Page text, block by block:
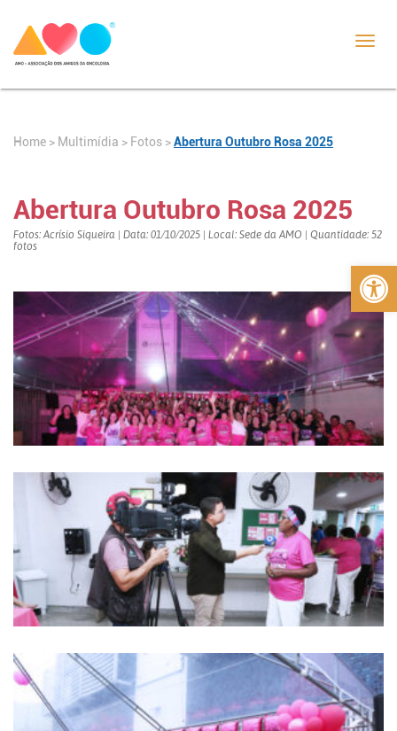
Abrir
Home > Multimídia > Fotos >Abertura Outubro Rosa 2025
Abertura Outubro Rosa 2025
Fotos: Acrísio Siqueira | Data: 01/10/2025 | Local: Sede da AMO | Quantidade: 52
fotos